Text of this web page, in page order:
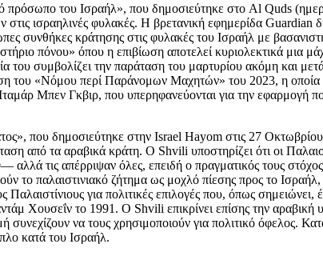
του Ισραήλ», που δημοσιεύτηκε στο Al Quds
στις ισραηλινές φυλακές. Η βρετανική εφημερίδα
συνθήκες κράτησης στις φυλακές του Ισραήλ με
πόνου» όπου η επιβίωση αποτελεί κυριολεκτικά
του συμβολίζει την παράταση του μαρτυρίου ακόμη και
του «Νόμου περί Παράνομων Μαχητών» του 2023, η οποία
Μπεν Γκβιρ, που υπερηφανεύονται για την εφαρμογή
που δημοσιεύτηκε στην Israel Hayom στις 27
από τα αραβικά κράτη. Ο Shvili υποστηρίζει ότι οι
αλλά τις απέρριψαν όλες, επειδή ο πραγματικός τους
το παλαιστινιακό ζήτημα ως μοχλό πίεσης προς το
Παλαιστίνιους για πολιτικές επιλογές που, όπως
Χουσεΐν το 1991. Ο Shvili επικρίνει επίσης την αραβική
συνεχίζουν να τους χρησιμοποιούν για πολιτικό όφελος.
κατά του Ισραήλ.